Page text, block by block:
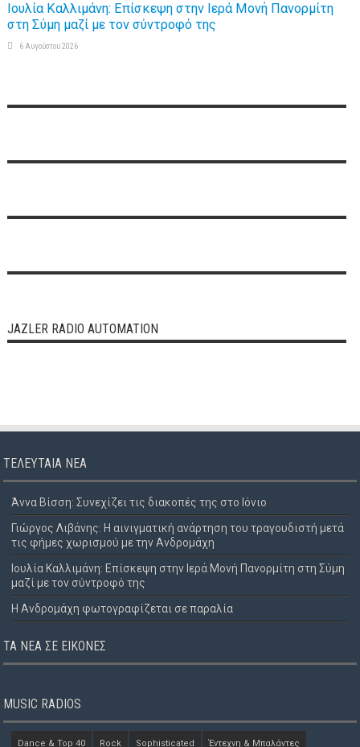
Ιουλία Καλλιμάνη: Επίσκεψη στην Ιερά Μονή Πανορμίτη
στη Σύμη μαζί με τον σύντροφό της
6 Αυγούστου 2026
JAZLER RADIO AUTOMATION
ΤΕΛΕΥΤΑΊΑ ΝΈΑ
Άννα Βίσση: Συνεχίζει τις διακοπές της στο Ιόνιο
Γιώργος Λιβάνης: Η αινιγματική ανάρτηση του τραγουδιστή μετά
τις φήμες χωρισμού με την Ανδρομάχη
Ιουλία Καλλιμάνη: Επίσκεψη στην Ιερά Μονή Πανορμίτη στη Σύμη
μαζί με τον σύντροφό της
Η Ανδρομάχη φωτογραφίζεται σε παραλία
ΤΑ ΝΈΑ ΣΕ ΕΙΚΌΝΕΣ
MUSIC RADIOS
Dance & Top 40 Rock Sophisticated Έντεχνη & Μπαλάντες